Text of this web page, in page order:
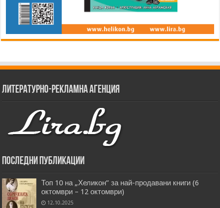
Литературно-рекламна агенция
Последни публикации
Топ 10 на „Хеликон” за най-продавани книги (6
октомври – 12 октомври)
12.10.2025